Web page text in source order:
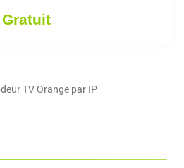
Gratuit
TV Orange par IP